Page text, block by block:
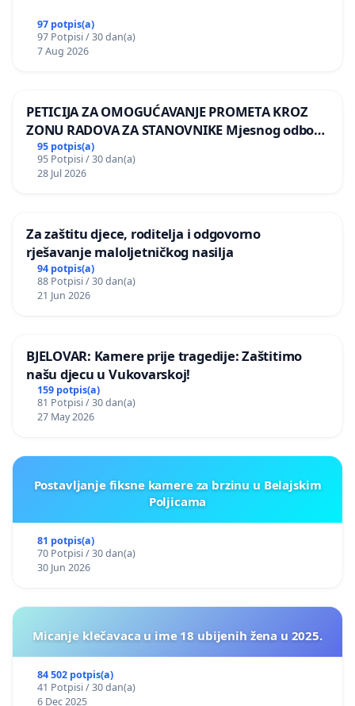
97 potpis(a)
97 Potpisi / 30 dan(a)
7 Aug 2026
PETICIJA ZA OMOGUĆAVANJE PROMETA KROZ
ZONU RADOVA ZA STANOVNIKE Mjesnog odbora
Kamensko i Lemić Brdo
95 potpis(a)
95 Potpisi / 30 dan(a)
28 Jul 2026
Za zaštitu djece, roditelja i odgovorno
rješavanje maloljetničkog nasilja
94 potpis(a)
88 Potpisi / 30 dan(a)
21 Jun 2026
BJELOVAR: Kamere prije tragedije: Zaštitimo
našu djecu u Vukovarskoj!
159 potpis(a)
81 Potpisi / 30 dan(a)
27 May 2026
Postavljanje fiksne kamere za brzinu u Belajskim
Poljicama
81 potpis(a)
70 Potpisi / 30 dan(a)
30 Jun 2026
Micanje klečavaca u ime 18 ubijenih žena u 2025.
84 502 potpis(a)
41 Potpisi / 30 dan(a)
6 Dec 2025